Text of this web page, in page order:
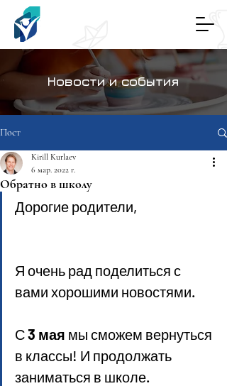
Новости и события
Пост
Обратно в школу
Kirill Kurlaev
6 мар. 2022 г.
Дорогие родители,
Я очень рад поделиться с
вами хорошими новостями.
С 3 мая мы сможем вернуться
в классы! И продолжать
заниматься в школе.